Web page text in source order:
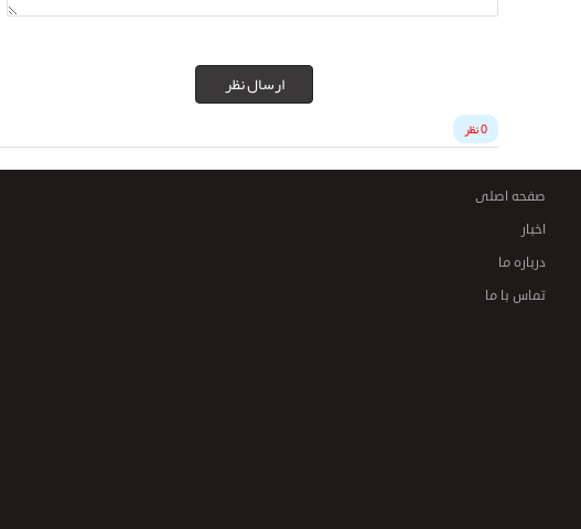
ارسال نظر
0 نظر
صفحه اصلی
اخبار
درباره ما
تماس با ما